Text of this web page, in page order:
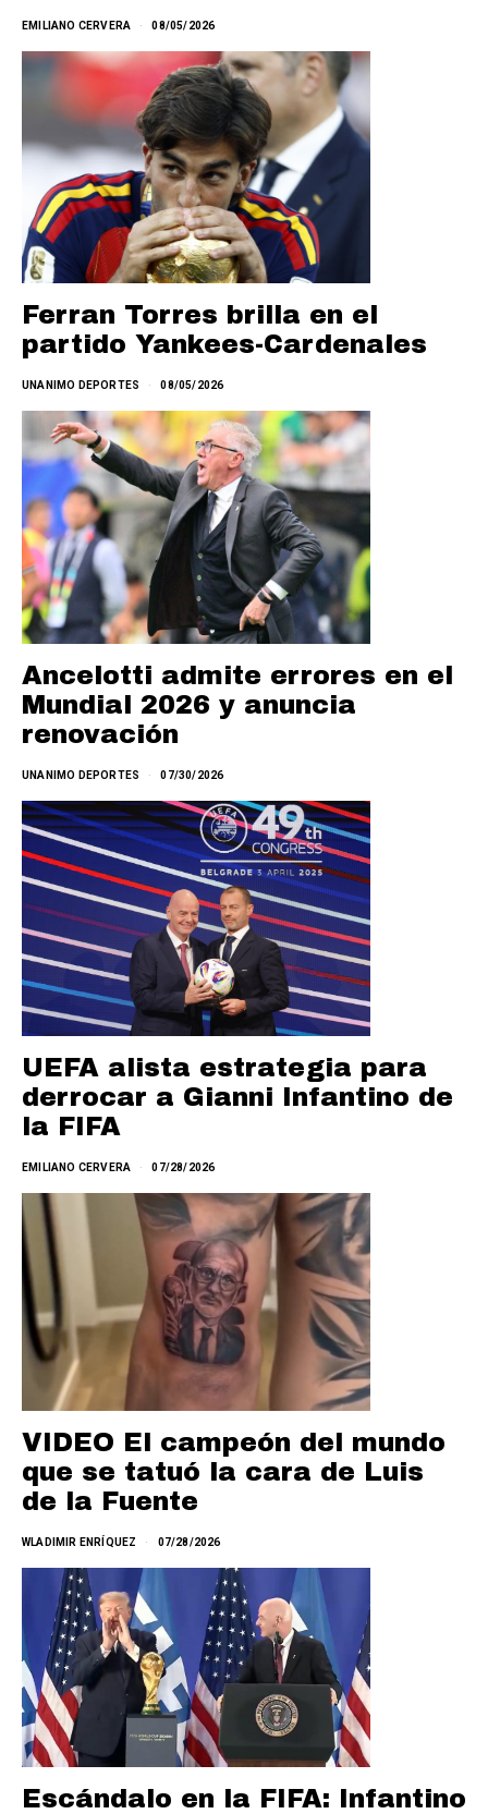
EMILIANO CERVERA 08/05/2026
Ferran Torres brilla en el
partido Yankees-Cardenales
UNANIMO DEPORTES 08/05/2026
Ancelotti admite errores en el
Mundial 2026 y anuncia
renovación
UNANIMO DEPORTES 07/30/2026
UEFA alista estrategia para
derrocar a Gianni Infantino de
la FIFA
EMILIANO CERVERA 07/28/2026
VIDEO El campeón del mundo
que se tatuó la cara de Luis
de la Fuente
WLADIMIR ENRÍQUEZ 07/28/2026
Escándalo en la FIFA: Infantino